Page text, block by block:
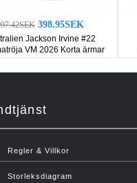
398.95SEK
Jackson Irvine #22
VM 2026 Korta ärmar
Regler & Villkor
Storleksdiagram